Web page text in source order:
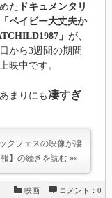
た ドキュメンタリ
ベイビー大丈夫か
」 が、
から3週間の期間
映中です。
まりにも凄すぎ
クフェスの映像が凄
】の続きを読む »»
映画 コメント：0